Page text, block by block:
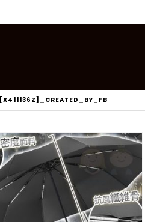
[X411136Z]_CREATED_BY_FB